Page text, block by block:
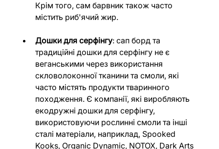
Крім того, сам барвник також часто
містить риб'ячий жир.
Дошки для серфінгу: сап борд та
традиційні дошки для серфінгу не є
веганськими через використання
скловолоконної тканини та смоли, які
часто містять продукти тваринного
походження. Є компанії, які виробляють
екодружні дошки для серфінгу,
використовуючи рослинні смоли та інші
сталі матеріали, наприклад, Spooked
Kooks, Organic Dynamic, NOTOX, Dark Arts